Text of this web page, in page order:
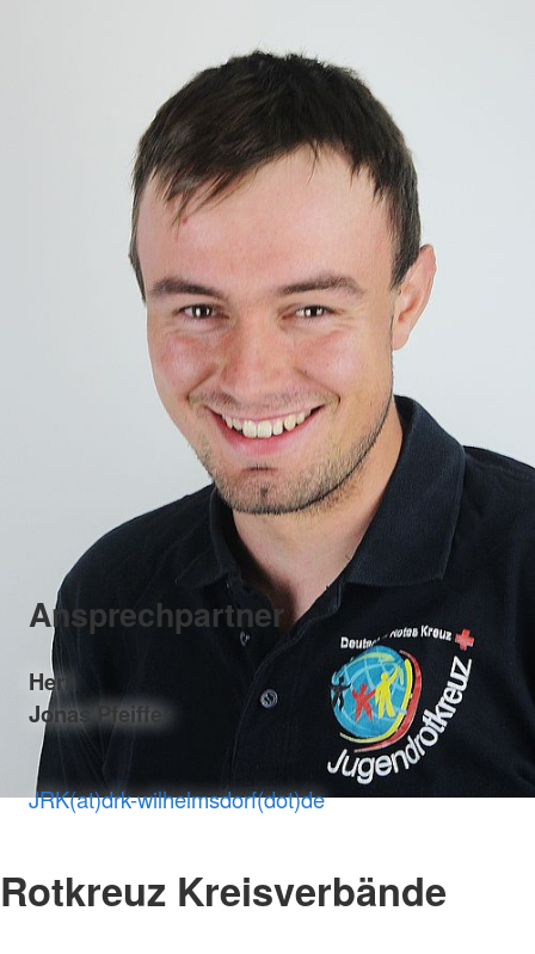
Ansprechpartner
Herr
Jonas Pfeiffer
JRK(at)drk-wilhelmsdorf(dot)de
Rotkreuz Kreisverbände